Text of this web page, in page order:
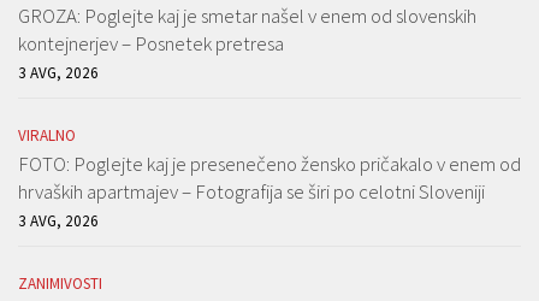
GROZA: Poglejte kaj je smetar našel v enem od slovenskih
kontejnerjev – Posnetek pretresa
3 AVG, 2026
VIRALNO
FOTO: Poglejte kaj je presenečeno žensko pričakalo v enem od
hrvaških apartmajev – Fotografija se širi po celotni Sloveniji
3 AVG, 2026
ZANIMIVOSTI